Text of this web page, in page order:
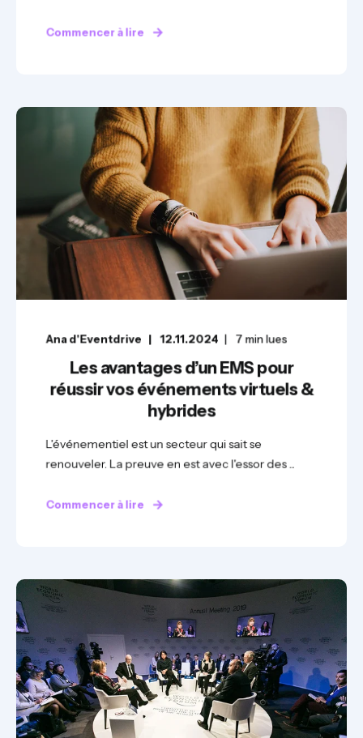
Commencer à lire
Ana d'Eventdrive 12.11.2024 7 min lues
Les avantages d’un EMS pour
réussir vos événements virtuels &
hybrides
L'événementiel est un secteur qui sait se
renouveler. La preuve en est avec l'essor des ...
Commencer à lire